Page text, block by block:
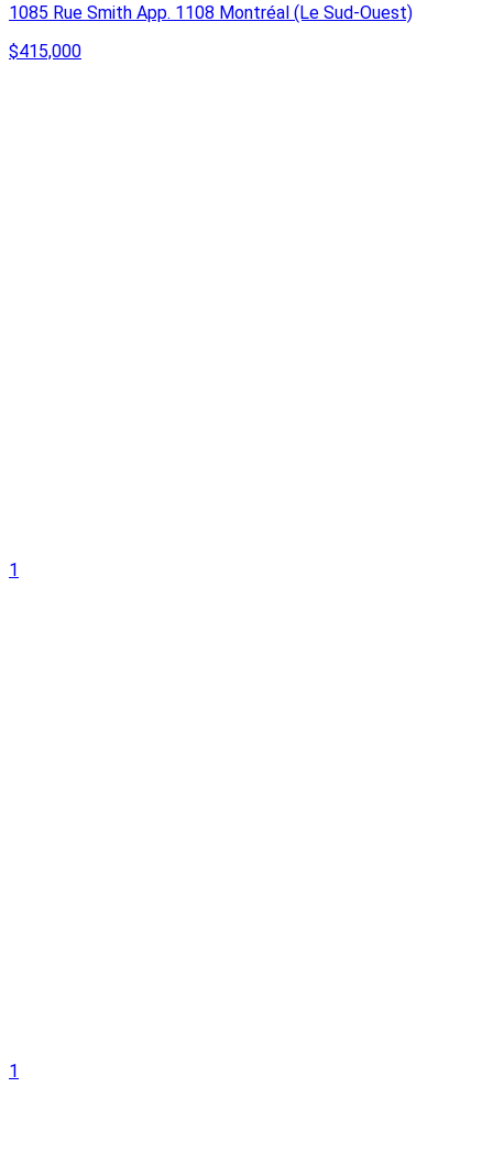
1085 Rue Smith App. 1108 Montréal (Le Sud-Ouest)
$415,000
1
1